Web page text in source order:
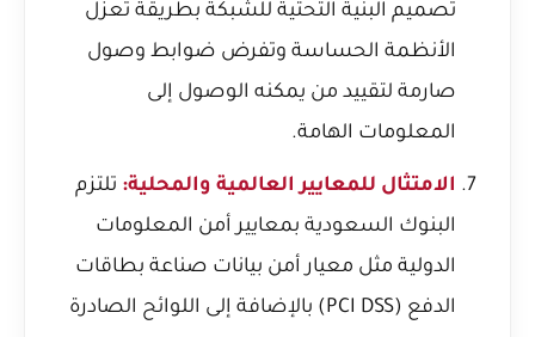
تصميم البنية التحتية للشبكة بطريقة تعزل
الأنظمة الحساسة وتفرض ضوابط وصول
صارمة لتقييد من يمكنه الوصول إلى
المعلومات الهامة.
الامتثال للمعايير العالمية والمحلية: تلتزم
البنوك السعودية بمعايير أمن المعلومات
الدولية مثل معيار أمن بيانات صناعة بطاقات
الدفع (PCI DSS) بالإضافة إلى اللوائح الصادرة